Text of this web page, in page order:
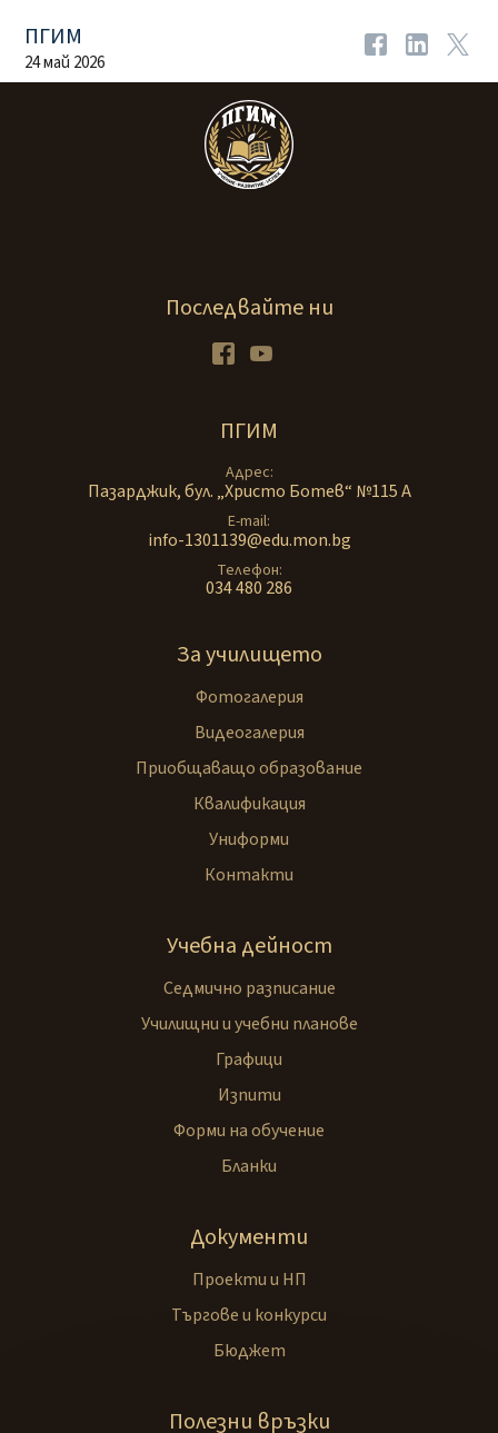
ПГИМ
24 май 2026
За училището
Фотогалерия
Видеогалерия
Приобщаващо образование
Квалификация
Униформи
Контакти
Учебна дейност
Седмично разписание
Училищни и учебни планове
Графици
Изпити
Форми на обучение
Бланки
Документи
Проекти и НП
Търгове и конкурси
Бюджет
Полезни връзки
ПГИМ
Адрес
Пазарджик, бул. „Христо Ботев“ №115 А
E-mail
info-1301139@edu.mon.bg
Телефон
034 480 286
Последвайте ни
Facebook